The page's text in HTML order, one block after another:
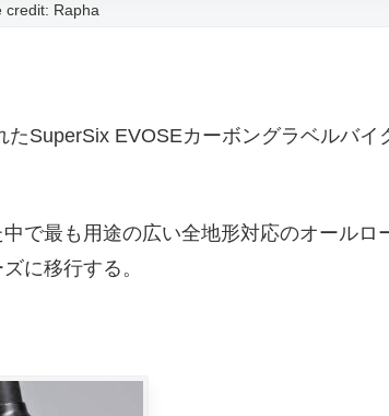
credit: Rapha
たSuperSix EVOSEカーボングラベルバイ
で最も用途の広い全地形対応のオールロ
に移行する。